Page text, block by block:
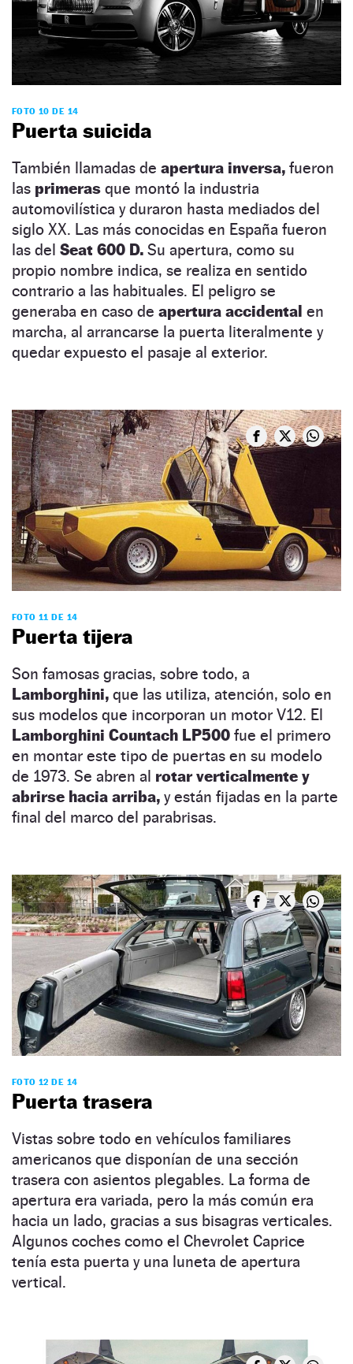
FOTO 10 DE 14
Puerta suicida
También llamadas de apertura inversa, fueron
las primeras que montó la industria
automovilística y duraron hasta mediados del
siglo XX. Las más conocidas en España fueron
las del Seat 600 D. Su apertura, como su
propio nombre indica, se realiza en sentido
contrario a las habituales. El peligro se
generaba en caso de apertura accidental en
marcha, al arrancarse la puerta literalmente y
quedar expuesto el pasaje al exterior.
FOTO 11 DE 14
Puerta tijera
Son famosas gracias, sobre todo, a
Lamborghini, que las utiliza, atención, solo en
sus modelos que incorporan un motor V12. El
Lamborghini Countach LP500 fue el primero
en montar este tipo de puertas en su modelo
de 1973. Se abren al rotar verticalmente y
abrirse hacia arriba, y están fijadas en la parte
final del marco del parabrisas.
FOTO 12 DE 14
Puerta trasera
Vistas sobre todo en vehículos familiares
americanos que disponían de una sección
trasera con asientos plegables. La forma de
apertura era variada, pero la más común era
hacia un lado, gracias a sus bisagras verticales.
Algunos coches como el Chevrolet Caprice
tenía esta puerta y una luneta de apertura
vertical.